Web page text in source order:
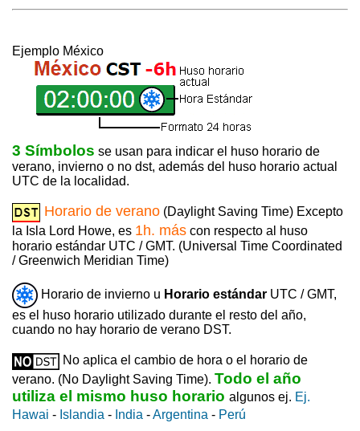
Ejemplo México
3 Símbolos se usan para indicar el huso horario de
verano, invierno o no dst, además del huso horario actual
UTC de la localidad.
Horario de verano (Daylight Saving Time) Excepto
la Isla Lord Howe, es 1h. más con respecto al huso
horario estándar UTC / GMT. (Universal Time Coordinated
/ Greenwich Meridian Time)
Horario de invierno u Horario estándar UTC / GMT,
es el huso horario utilizado durante el resto del año,
cuando no hay horario de verano DST.
No aplica el cambio de hora o el horario de
verano. (No Daylight Saving Time). Todo el año
utiliza el mismo huso horario algunos ej. Ej.
Hawai - Islandia - India -Argentina - Perú